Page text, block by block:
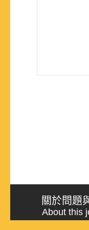
關於問題
About this